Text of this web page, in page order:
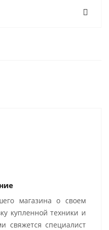
магазина о своем
купленной техники и
свяжется специалист